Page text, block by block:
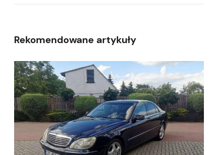
Rekomendowane artykuły